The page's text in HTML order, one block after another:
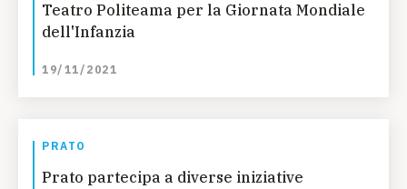
Teatro Politeama per la Giornata Mondiale
dell'Infanzia
19/11/2021
PRATO
Prato partecipa a diverse iniziative